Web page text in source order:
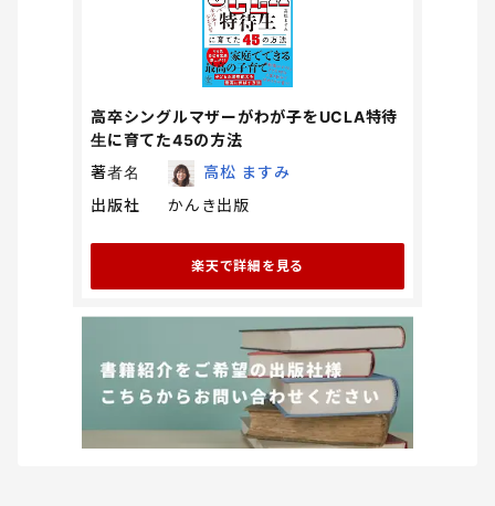
高卒シングルマザーがわが子をUCLA特待
生に育てた45の方法
著者名
高松 ますみ
出版社
かんき出版
楽天で詳細を見る